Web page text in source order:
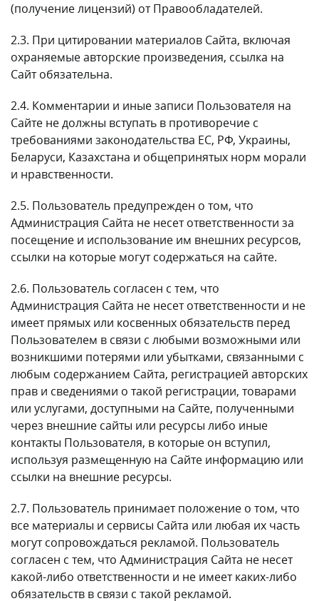
(получение лицензий) от Правообладателей.
2.3. При цитировании материалов Сайта, включая
охраняемые авторские произведения, ссылка на
Сайт обязательна.
2.4. Комментарии и иные записи Пользователя на
Сайте не должны вступать в противоречие с
требованиями законодательства ЕС, РФ, Украины,
Беларуси, Казахстана и общепринятых норм морали
и нравственности.
2.5. Пользователь предупрежден о том, что
Администрация Сайта не несет ответственности за
посещение и использование им внешних ресурсов,
ссылки на которые могут содержаться на сайте.
2.6. Пользователь согласен с тем, что
Администрация Сайта не несет ответственности и не
имеет прямых или косвенных обязательств перед
Пользователем в связи с любыми возможными или
возникшими потерями или убытками, связанными с
любым содержанием Сайта, регистрацией авторских
прав и сведениями о такой регистрации, товарами
или услугами, доступными на Сайте, полученными
через внешние сайты или ресурсы либо иные
контакты Пользователя, в которые он вступил,
используя размещенную на Сайте информацию или
ссылки на внешние ресурсы.
2.7. Пользователь принимает положение о том, что
все материалы и сервисы Сайта или любая их часть
могут сопровождаться рекламой. Пользователь
согласен с тем, что Администрация Сайта не несет
какой-либо ответственности и не имеет каких-либо
обязательств в связи с такой рекламой.